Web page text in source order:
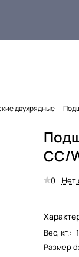
двухрядные
CC/
0 Нет
Вес, кг.:
Размер